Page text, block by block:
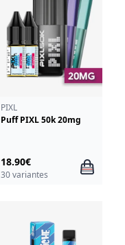
PIXL
Puff PIXL 50k 20mg
18.90€
30 variantes